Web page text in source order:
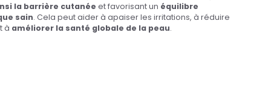
la barrière cutanée et favorisant un équilibre
sain. Cela peut aider à apaiser les irritations, à réduire
à améliorer la santé globale de la peau.